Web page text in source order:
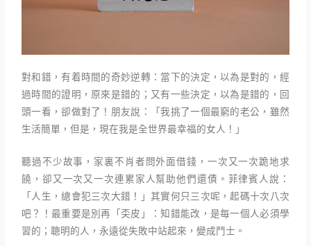
對和錯，有着時間的奇妙逆轉：當下的決定，以為是對的，經
過時間的證明，原來是錯的；又有一些決定，以為是錯的，回
頭一看，卻做對了！朋友說：「我挑了一個最窮的老公，雖然
生活簡單，但是，現在我是全世界最幸福的女人！」
聽過不少故事，家裏不肖者問外面借錢，一次又一次跪地求
饒，卻又一次又一次連累家人幫助他們還債。菲律賓人說：
「人生，總會犯三次大錯！」其實何只三次呢，起碼十次八次
吧？！最重要是別再「奀皮」：知錯能改，是每一個人必須學
習的；聰明的人，永遠從失敗中站起來，變成鬥士。